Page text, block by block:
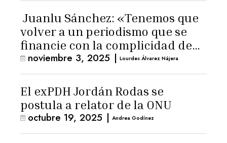
Juanlu Sánchez: «Tenemos que
volver a un periodismo que se
financie con la complicidad de
los lectores»
noviembre 3, 2025 | Lourdes Álvarez Nájera
El exPDH Jordán Rodas se
postula a relator de la ONU
octubre 19, 2025 | Andrea Godínez